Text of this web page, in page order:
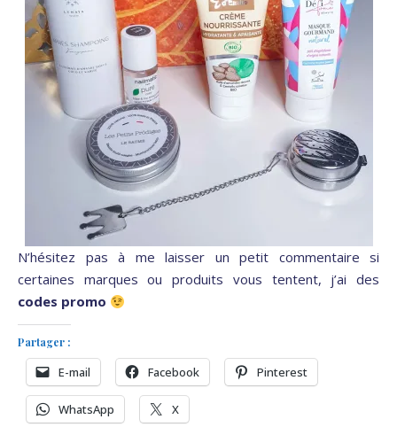
N’hésitez pas à me laisser un petit commentaire si
certaines marques ou produits vous tentent, j’ai des
codes promo
Partager :
E-mail Facebook Pinterest
WhatsApp X